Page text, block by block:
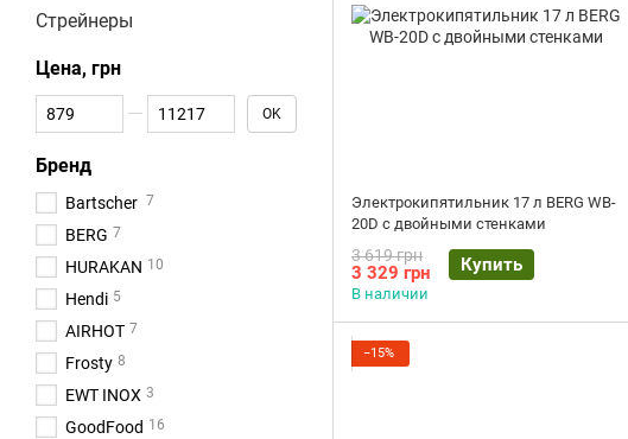
Электрокипятильник 17 л BERG WB-
20D с двойными стенками
3 619 грн
3 329 грн Купить
В наличии
−15%
Стрейнеры
Цена, грн
От Цена, грн
До Цена, грн OK
Бренд
Bartscher 7
BERG 7
HURAKAN 10
Hendi 5
AIRHOT 7
Frosty 8
EWT INOX 3
GoodFood 16